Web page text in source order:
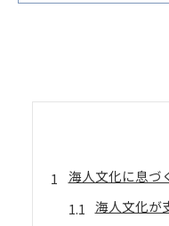
海人文化に息づ
海人文化が